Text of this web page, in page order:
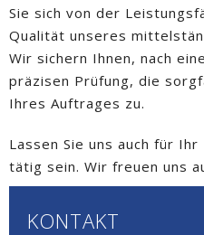
Sie sich von der
Qualität unseres
Wir sichern Ihnen, nach
präzisen Prüfung, die
Ihres Auftrages zu.
Lassen Sie uns auch für
tätig sein. Wir freuen uns
KONTAKT